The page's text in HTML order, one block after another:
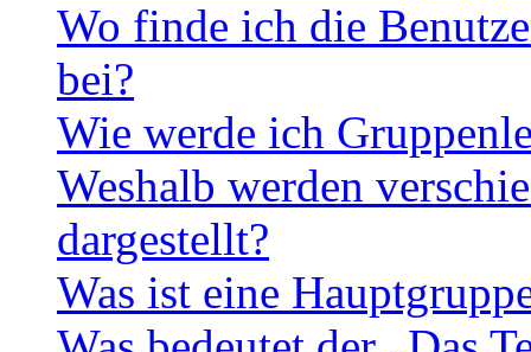
Wo finde ich die
bei?
Wie werde ich
Weshalb werden
dargestellt?
Was ist eine